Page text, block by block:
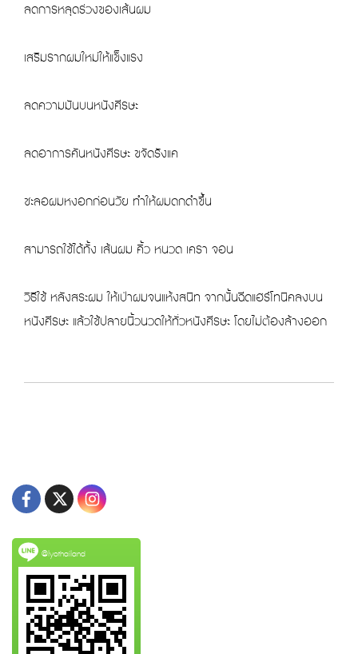
ลดการหลุดร่วงของเส้นผม
เสริมรากผมใหม่ให้แข็งแรง
ลดความมันบนหนังศีรษะ
ลดอาการคันหนังศีรษะ ขจัดรังแค
ชะลอผมหงอกก่อนวัย ทำให้ผมดกดำขึ้น
สามารถใช้ได้ทั้ง เส้นผม คิ้ว หนวด เครา จอน
วิธีใช้ หลังสระผม ให้เป่าผมจนแห้งสนิท จากนั้นฉีดแฮร์โทนิคลงบน
หนังศีรษะ แล้วใช้ปลายนิ้วนวดให้ทั่วหนังศีรษะ โดยไม่ต้องล้างออก
@lyothailand